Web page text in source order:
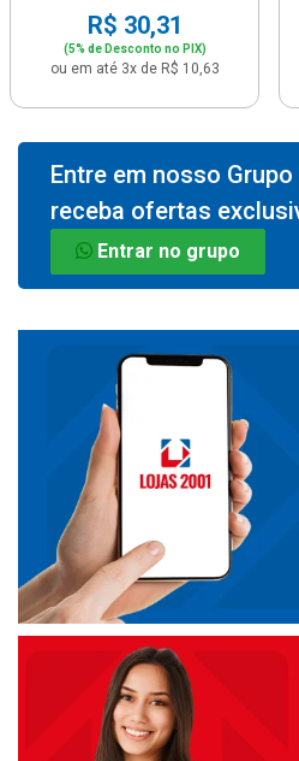
R$ 30,31
(5% de Desconto no PIX)
ou em até 3x de R$ 10,63
Entre em nosso
receba ofertas
Entrar no grupo